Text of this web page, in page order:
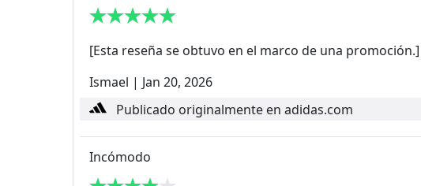
[Esta reseña se obtuvo en el marco de una
Ismael | Jan 20, 2026
Publicado originalmente en adidas.com
Incómodo